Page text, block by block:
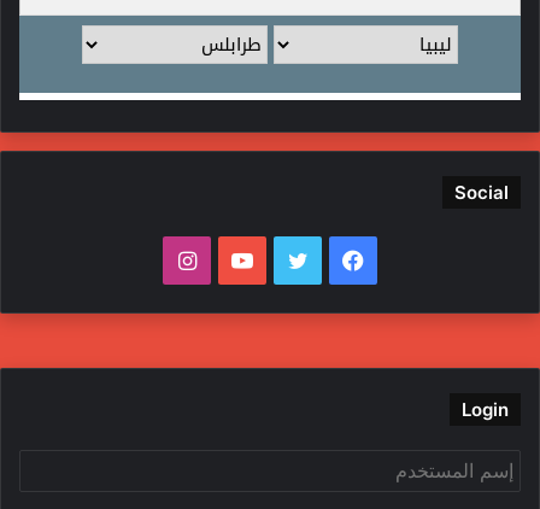
Social
فيسبوك تويتر يوتيوبانستقرام
Login